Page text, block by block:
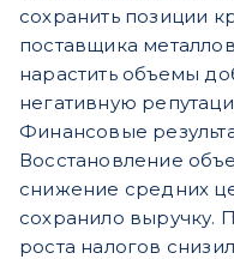
сохранить позиции
поставщика
нарастить объемы
негативную
Финансовые
Восстановление
снижение средних
сохранило выручку.
роста налогов